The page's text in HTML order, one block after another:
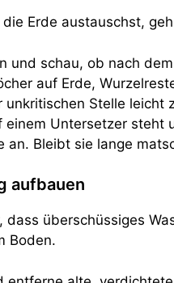
Erde austauschst,
und schau, ob nach
auf Erde,
unkritischen Stelle
einem Untersetzer steht
an. Bleibt sie lange
aufbauen
dass überschüssiges
Boden.